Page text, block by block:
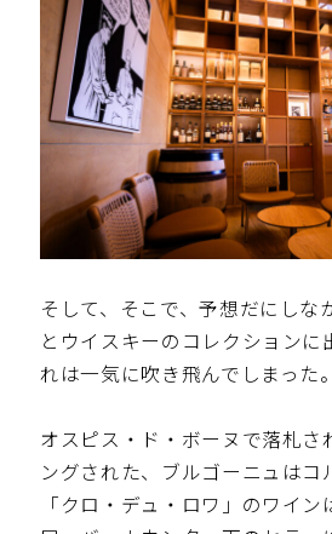
そして、そこで、予想だにしな
とウイスキーのコレクションに
れは一気に吹き飛んでしまった。
オスピス・ド・ボーヌで落札さ
ングされた、ブルゴーニュはコ
「クロ・デュ・ロワ」のワイ